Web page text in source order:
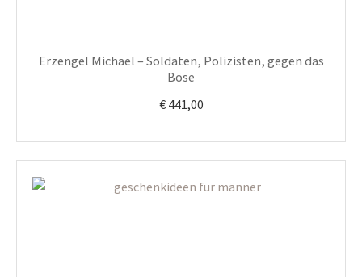
Erzengel Michael – Soldaten, Polizisten, gegen das
Böse
€441,00